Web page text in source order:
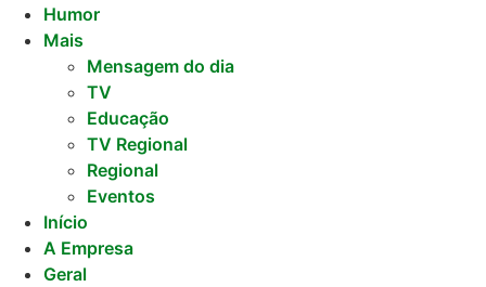
Humor
Mais
Mensagem do dia
TV
Educação
TV Regional
Regional
Eventos
Início
A Empresa
Geral